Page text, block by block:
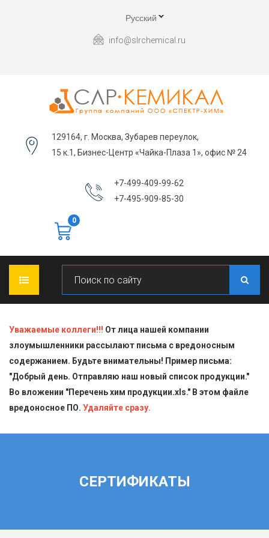
Русский
info@slrchemical.ru
129164, г. Москва, Зубарев переулок,
15 к.1, Бизнес-Центр «Чайка-Плаза 1», офис № 24
+7-499-409-99-62
+7-495-909-85-30
0
О КОМПАНИИ
ПРОДУКЦИЯ
Блескообразующие добавки
Стандарт-титры
СТАТЬИ
Уважаемые коллеги!!! От лица нашей компании
злоумышленники рассылают письма с вредоносным
содержанием. Будьте внимательны! Пример письма:
"Добрый день. Отправляю наш новый список продукции."
Во вложении "Перечень хим продукции.xls." В этом файле
вредоносное ПО. Удаляйте сразу.
СЕРТИФИКАТЫ